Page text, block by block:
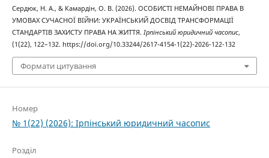
Сердюк, Н. А., & Камардін, О. В. (2026). ОСОБИСТІ НЕМАЙНОВІ ПРАВА В
УМОВАХ СУЧАСНОЇ ВІЙНИ: УКРАЇНСЬКИЙ ДОСВІД ТРАНСФОРМАЦІЇ
СТАНДАРТІВ ЗАХИСТУ ПРАВА НА ЖИТТЯ. Ірпінський юридичний часопис,
(1(22), 122–132. https://doi.org/10.33244/2617-4154-1(22)-2026-122-132
Формати цитування
Номер
№ 1(22) (2026): Ірпінський юридичний часопис
Розділ